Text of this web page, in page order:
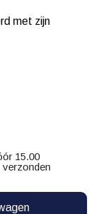
met zijn
15.00
verzonden